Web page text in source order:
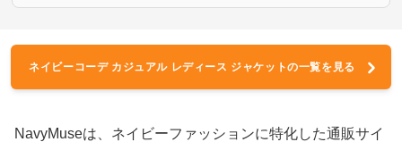
ネイビーコーデ カジュアル レディース ジャケットの一覧を見る
NavyMuseは、ネイビーファッションに特化した通販サイ